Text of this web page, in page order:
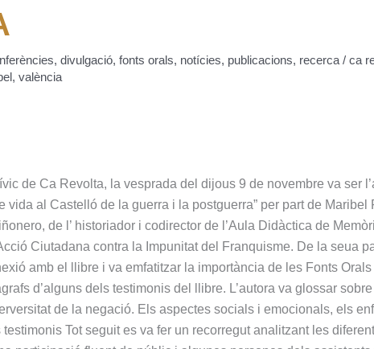
, divulgació, fonts orals, notícies, publicacions, recerca / ca
, valència
de Ca Revolta, la vesprada del dijous 9 de novembre va ser
vida al Castelló de la guerra i la postguerra” per part de
de l’ historiador i codirector de l’Aula Didàctica de
Ciutadana contra la Impunitat del Franquisme. De la seua
amb el llibre i va emfatitzar la importància de les Fonts
d’alguns dels testimonis del llibre. L’autora va glossar
de la negació. Els aspectes socials i emocionals, els
Tot seguit es va fer un recorregut analitzant les